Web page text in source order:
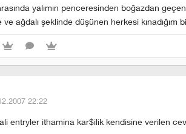
yalımın penceresinden boğazdan geçen
ağdalı şeklinde düşünen herkesi kınadığım
22:22
entryler ithamina kar$ilik kendisine verilen